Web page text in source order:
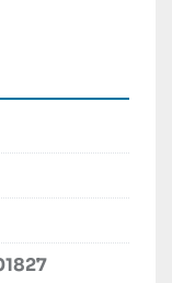
tlaku pro